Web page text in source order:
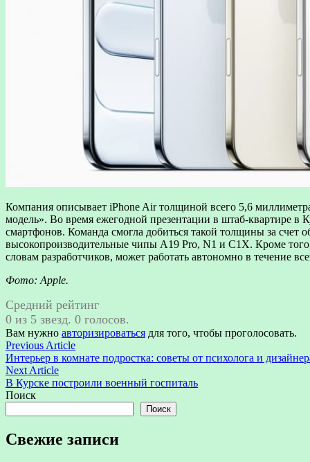
Компания описывает iPhone Air толщиной всего 5,6
модель»‎. Во время ежегодной презентации в штаб-квартире
смартфонов. Команда смогла добиться такой толщины за счет
высокопроизводительные чипы A19 Pro, N1 и C1X. Кроме
словам разработчиков, может работать автономно в течение
Фото: Apple.
Средний рейтинг
0 из 5 звезд. 0 голосов.
Вам нужно авторизироваться для того, чтобы проголосовать.
Навигация
по
записям
Previous ArticlePrevious
article:
Интерьер в комнате подростка: советы от психолога и
Next ArticleNext
article:
В Курске построили военный госпиталь
Поиск
Поиск
Свежие записи